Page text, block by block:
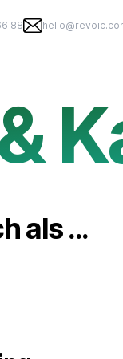
88
als ...